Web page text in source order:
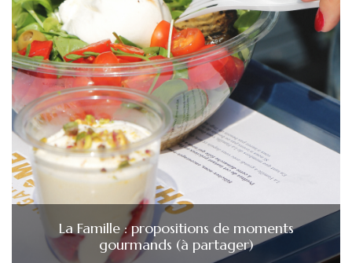
La Famille : propositions de moments
gourmands (à partager)